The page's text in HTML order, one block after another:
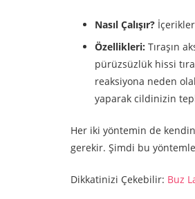
Nasıl Çalışır?
Özellikleri: Tıraşın
pürüzsüzlük hissi
reaksiyona neden
yaparak cildinizin
Her iki yöntemin de
gerekir. Şimdi bu
Dikkatinizi Çekebilir: Buz